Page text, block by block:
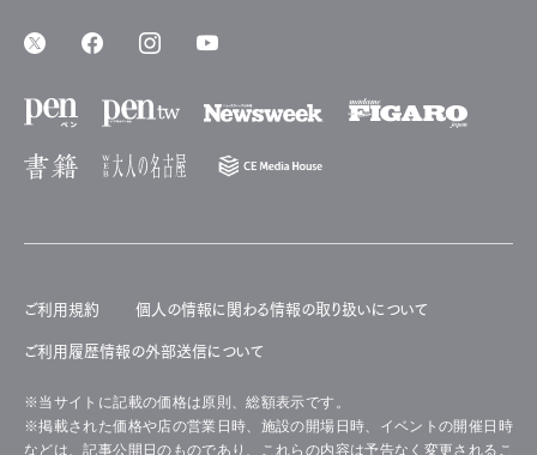
ご利用規約 個人の情報に関わる情報の取り扱いについて
ご利用履歴情報の外部送信について
※当サイトに記載の価格は原則、総額表示です。
※掲載された価格や店の営業日時、施設の開場日時、イベントの開催日時
などは、記事公開日のものであり、これらの内容は予告なく変更されるこ